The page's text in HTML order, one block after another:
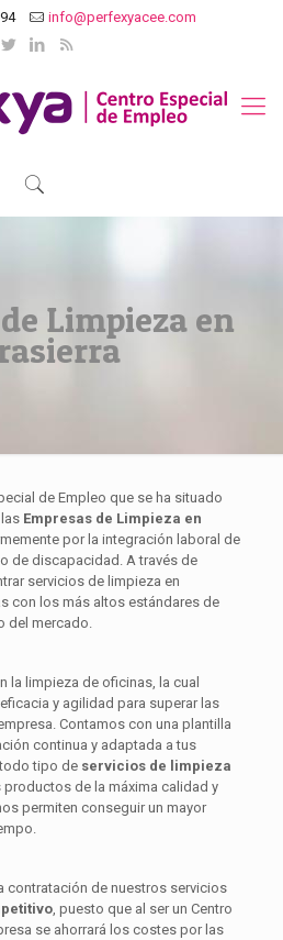
info@perfexyacee.com
Limpieza en
de Empleo que se ha situado
Empresas de Limpieza en
por la integración laboral de
de discapacidad. A través de
servicios de limpieza en
con los más altos estándares de
del mercado.
la limpieza de oficinas, la cual
y agilidad para superar las
Contamos con una plantilla
continua y adaptada a tus
tipo deservicios de limpieza
productos de la máxima calidad y
permiten conseguir un mayor
contratación de nuestros servicios
, puesto que al ser un Centro
se ahorrará los costes por las